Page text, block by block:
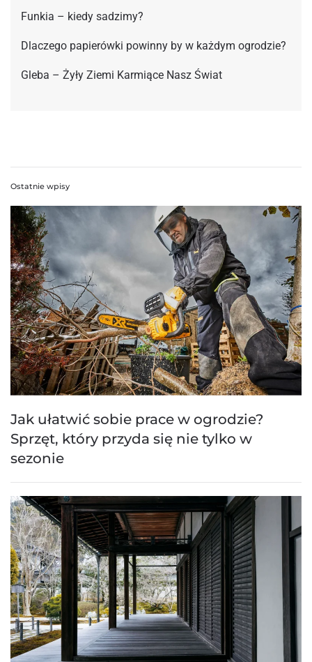
Funkia – kiedy sadzimy?
Dlaczego papierówki powinny by w każdym ogrodzie?
Gleba – Żyły Ziemi Karmiące Nasz Świat
Ostatnie wpisy
Jak ułatwić sobie prace w ogrodzie?
Sprzęt, który przyda się nie tylko w
sezonie